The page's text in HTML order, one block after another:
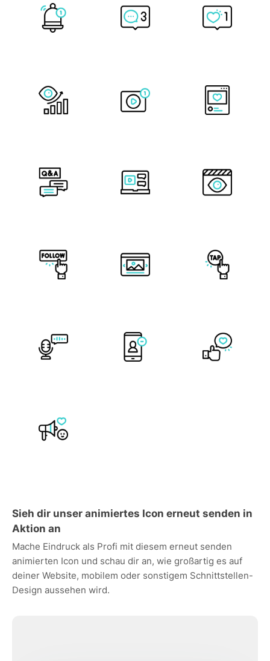
Sieh dir unser animiertes Icon erneut senden in
Aktion an
Mache Eindruck als Profi mit diesem erneut senden
animierten Icon und schau dir an, wie großartig es auf
deiner Website, mobilem oder sonstigem Schnittstellen-
Design aussehen wird.